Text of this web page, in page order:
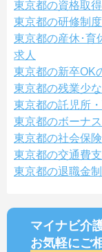
東京都の資格取
東京都の研修制
東京都の産休･育
求人
東京都の新卒OK
東京都の残業少
東京都の託児所
東京都のボーナ
東京都の社会保
東京都の交通費
東京都の退職金
マイナビ介
お気軽にご